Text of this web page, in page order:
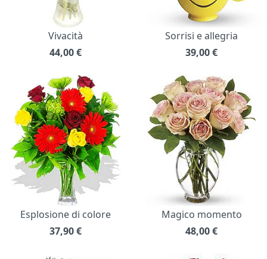
Vivacità
44,00€
Sorrisi e allegria
39,00€
Esplosione di colore
37,90€
Magico momento
48,00€